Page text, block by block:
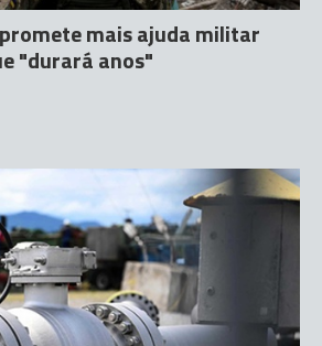
mais ajuda militar
"durará anos"